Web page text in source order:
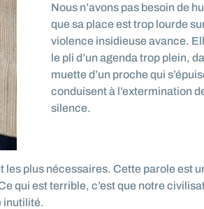
Nous n’avons pas besoin de
que sa place est trop lourde
violence insidieuse avance.
le pli d’un agenda trop plein,
muette d’un proche qui
conduisent à l’extermination
silence.
plus nécessaires. Cette parole est
qui est terrible, c’est que notre
inutilité.